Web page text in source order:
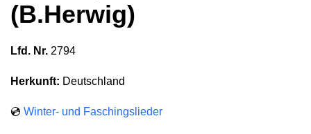
(B.Herwig)
Lfd. Nr. 2794
Herkunft: Deutschland
💿 Winter- und Faschingslieder